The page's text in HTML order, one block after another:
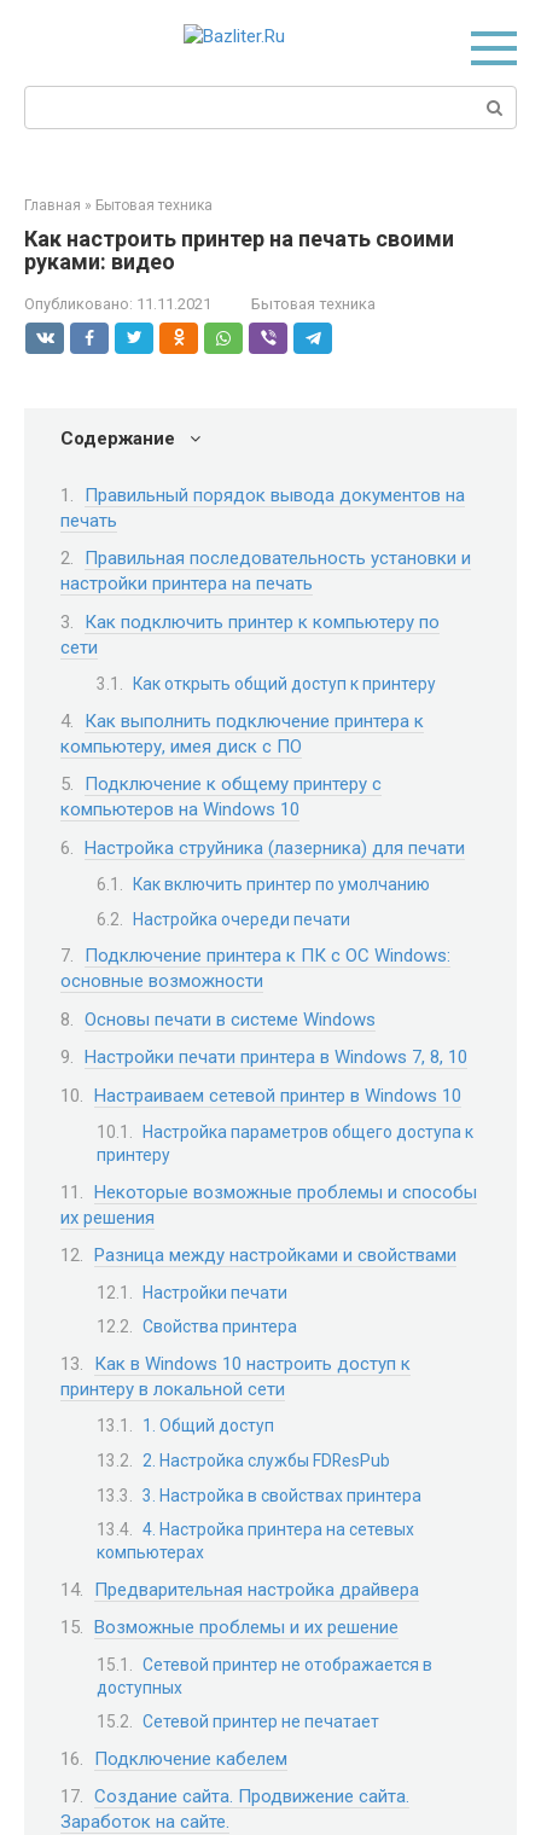
Главная » Бытовая техника
Как настроить принтер на печать своими
руками: видео
Опубликовано: 11.11.2021 Бытовая техника
Содержание
Правильный порядок вывода документов на
печать
Правильная последовательность установки и
настройки принтера на печать
Как подключить принтер к компьютеру по
сети
Как открыть общий доступ к принтеру
Как выполнить подключение принтера к
компьютеру, имея диск с ПО
Подключение к общему принтеру с
компьютеров на Windows 10
Настройка струйника (лазерника) для печати
Как включить принтер по умолчанию
Настройка очереди печати
Подключение принтера к ПК с ОС Windows:
основные возможности
Основы печати в системе Windows
Настройки печати принтера в Windows 7, 8, 10
Настраиваем сетевой принтер в Windows 10
Настройка параметров общего доступа к
принтеру
Некоторые возможные проблемы и способы
их решения
Разница между настройками и свойствами
Настройки печати
Свойства принтера
Как в Windows 10 настроить доступ к
принтеру в локальной сети
1. Общий доступ
2. Настройка службы FDResPub
3. Настройка в свойствах принтера
4. Настройка принтера на сетевых
компьютерах
Предварительная настройка драйвера
Возможные проблемы и их решение
Сетевой принтер не отображается в
доступных
Сетевой принтер не печатает
Подключение кабелем
Создание сайта. Продвижение сайта.
Заработок на сайте.